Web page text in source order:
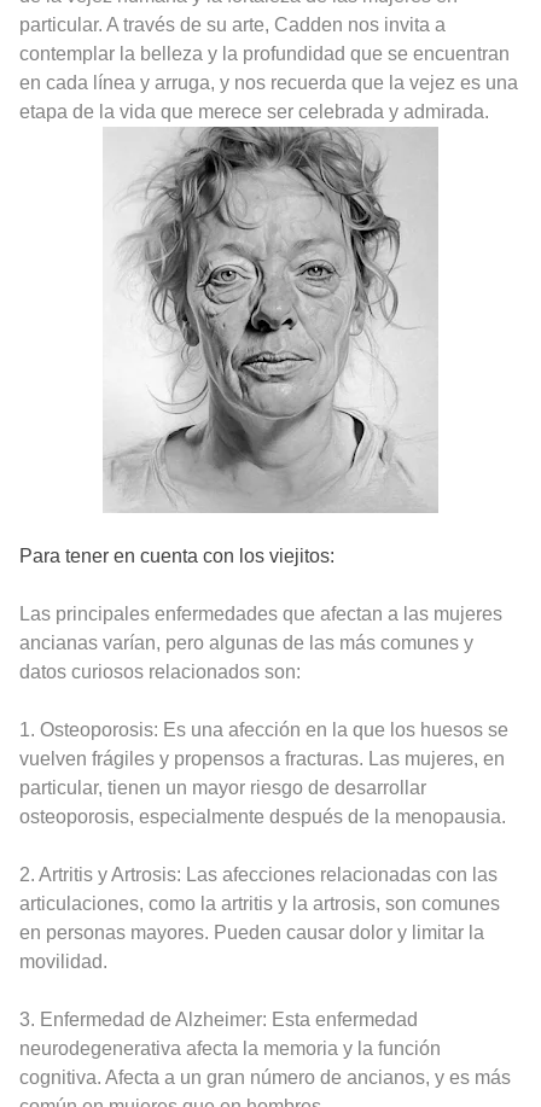
particular. A través de su arte, Cadden nos invita a
contemplar la belleza y la profundidad que se encuentran
en cada línea y arruga, y nos recuerda que la vejez es una
etapa de la vida que merece ser celebrada y admirada.
Para tener en cuenta con los viejitos:
Las principales enfermedades que afectan a las mujeres
ancianas varían, pero algunas de las más comunes y
datos curiosos relacionados son:
1. Osteoporosis: Es una afección en la que los huesos se
vuelven frágiles y propensos a fracturas. Las mujeres, en
particular, tienen un mayor riesgo de desarrollar
osteoporosis, especialmente después de la menopausia.
2. Artritis y Artrosis: Las afecciones relacionadas con las
articulaciones, como la artritis y la artrosis, son comunes
en personas mayores. Pueden causar dolor y limitar la
movilidad.
3. Enfermedad de Alzheimer: Esta enfermedad
neurodegenerativa afecta la memoria y la función
cognitiva. Afecta a un gran número de ancianos, y es más